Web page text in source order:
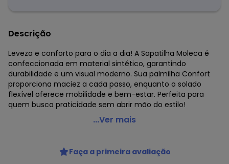
Descrição
Leveza e conforto para o dia a dia! A Sapatilha Moleca é
confeccionada em material sintético, garantindo
durabilidade e um visual moderno. Sua palmilha Confort
proporciona maciez a cada passo, enquanto o solado
flexível oferece mobilidade e bem-estar. Perfeita para
quem busca praticidade sem abrir mão do estilo!
Moleca - Sapatilha Moleca Nude
Observação: Palmilha confort
Tecido: Sintético
...Ver mais
Faça a primeira avaliação